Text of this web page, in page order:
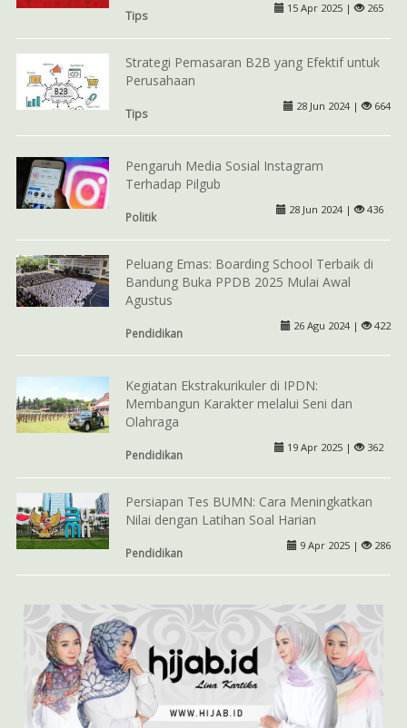
Tips
15 Apr 2025 | 265
Strategi Pemasaran B2B yang Efektif untuk
Perusahaan
Tips
28 Jun 2024 | 664
Pengaruh Media Sosial Instagram
Terhadap Pilgub
Politik
28 Jun 2024 | 436
Peluang Emas: Boarding School Terbaik di
Bandung Buka PPDB 2025 Mulai Awal
Agustus
Pendidikan
26 Agu 2024 | 422
Kegiatan Ekstrakurikuler di IPDN:
Membangun Karakter melalui Seni dan
Olahraga
Pendidikan
19 Apr 2025 | 362
Persiapan Tes BUMN: Cara Meningkatkan
Nilai dengan Latihan Soal Harian
Pendidikan
9 Apr 2025 | 286